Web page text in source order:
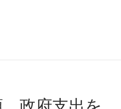
府が紙幣印刷で価値を薄める
政府支出を